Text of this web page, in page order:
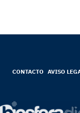
CONTACTO AVISO